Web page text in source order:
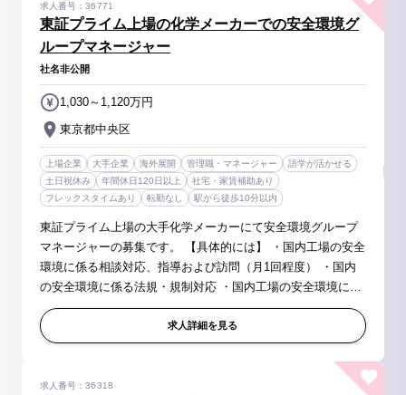
東証プライム上場の化学メーカーでの安全環境グ
ループマネージャー
求人番号：36771
社名非公開
東京都中央区
1,030～1,120万円
上場企業 大手企業 海外展開 管理職・マネージャー
語学が活かせる
土日祝休み
年間休日120日以上
社宅・家賃補助あり
フレックスタイムあり
転勤なし 駅から徒歩10分以内
東証プライム上場の大手化学メーカーにて安全環境グループ
マネージャーの募集です。 【具体的には】 ・国内工場の安全
環境に係る相談対応、指導および訪問（月1回程度） ・国内
の安全環境に係る法規・規制対応 ・国内工場の安全環境に係
る監査（月1回程度） ・DICグループ全体（国内および海外）
の安全環境に係る...
求人詳細を見る
求人番号：36318